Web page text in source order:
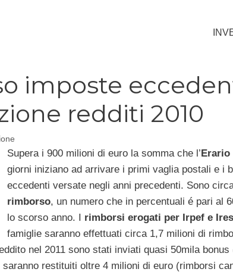
imposte
redditi 2010
Supera i 900 milioni di euro la somma che l’Erario
giorni iniziano ad arrivare i primi vaglia postali e i
eccedenti versate negli anni precedenti. Sono
rimborso, un numero che in percentuali é pari al
lo scorso anno. I rimborsi erogati per Irpef e Ires
famiglie saranno effettuati circa 1,7 milioni di
nel 2011 sono stati inviati quasi 50mila
saranno restituiti oltre 4 milioni di euro (rimborsi